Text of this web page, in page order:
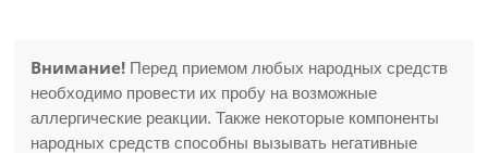
Внимание! Перед приемом любых народных средств
необходимо провести их пробу на возможные
аллергические реакции. Также некоторые компоненты
народных средств способны вызывать негативные